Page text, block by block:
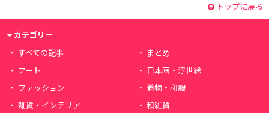
トップに戻る
カテゴリー
すべての記事
まとめ
アート
日本画・浮世絵
ファッション
着物・和服
雑貨・インテリア
和雑貨